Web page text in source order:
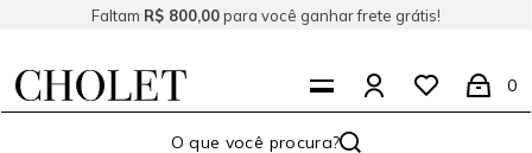
Faltam R$ 800,00para você ganhar frete grátis!
0